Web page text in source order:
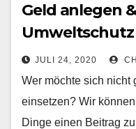
Geld anlegen
Umweltschutz
retten durch
JULI 24, 2020
Wer möchte sich nicht
einsetzen? Wir
Dinge einen Beitrag